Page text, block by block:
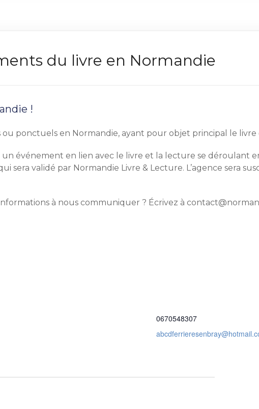
du livre en Normandie
!
ponctuels en Normandie, ayant pour objet principal le
un événement en lien avec le livre et la lecture se déroulant
sera validé par Normandie Livre & Lecture. L’agence sera
à nous communiquer ? Écrivez à
0670548307